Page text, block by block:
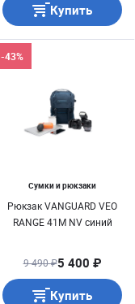
Купить
Сумки и рюкзаки
Рюкзак VANGUARD VEO
RANGE 41M NV синий
-43%
9 490 ₽5 400 ₽
Купить